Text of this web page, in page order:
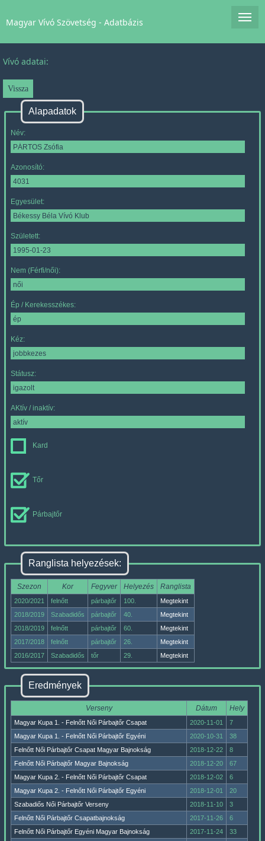
Magyar Vívó Szövetség - Adatbázis
Vívó adatai:
Alapadatok
Név:
Azonosító:
Egyesület:
Született:
Nem (Férfi/női):
Ép / Kerekesszékes:
Kéz:
Státusz:
AKtív / inaktív:
Kard
Tőr
Párbajtőr
Ranglista helyezések:
Szezon Kor Fegyver Helyezés Ranglista
2020/2021 felnőtt párbajtőr 100.
Megtekint
2018/2019
Szabadidős párbajtőr 40.
Megtekint
2018/2019
felnőtt párbajtőr 60.
Megtekint
2017/2018
felnőtt párbajtőr 26.
Megtekint
2016/2017
Szabadidős tőr 29. Megtekint
Eredmények
Verseny Dátum Hely
Magyar Kupa 1. - Felnőtt Női Párbajtőr Csapat 2020-11-01
7
Magyar Kupa 1. - Felnőtt Női Párbajtőr Egyéni
2020-10-31
38
Felnőtt Női Párbajtőr Csapat Magyar Bajnokság
2018-12-22
8
Felnőtt Női Párbajtőr Magyar Bajnokság
2018-12-20
67
Magyar Kupa 2. - Felnőtt Női Párbajtőr Csapat
2018-12-02
6
Magyar Kupa 2. - Felnőtt Női Párbajtőr Egyéni
2018-12-01
20
Szabadiős Női Párbajtőr Verseny
2018-11-10
3
Felnőtt Női Párbajtőr Csapatbajnokság
2017-11-26
6
Felnőtt Női Párbajtőr Egyéni Magyar Bajnokság
2017-11-24
33